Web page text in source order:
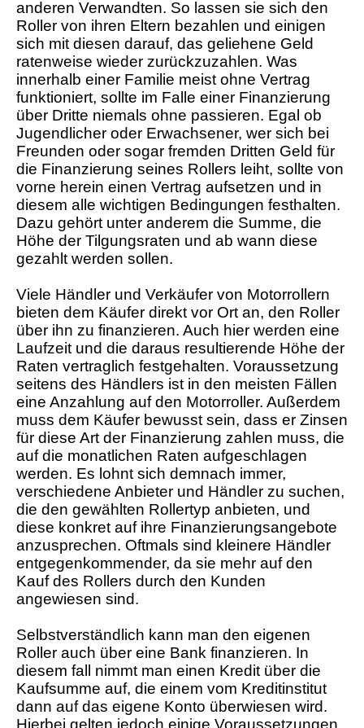
anderen Verwandten. So lassen sie sich den
Roller von ihren Eltern bezahlen und einigen
sich mit diesen darauf, das geliehene Geld
ratenweise wieder zurückzuzahlen. Was
innerhalb einer Familie meist ohne Vertrag
funktioniert, sollte im Falle einer Finanzierung
über Dritte niemals ohne passieren. Egal ob
Jugendlicher oder Erwachsener, wer sich bei
Freunden oder sogar fremden Dritten Geld für
die Finanzierung seines Rollers leiht, sollte von
vorne herein einen Vertrag aufsetzen und in
diesem alle wichtigen Bedingungen festhalten.
Dazu gehört unter anderem die Summe, die
Höhe der Tilgungsraten und ab wann diese
gezahlt werden sollen.
Viele Händler und Verkäufer von Motorrollern
bieten dem Käufer direkt vor Ort an, den Roller
über ihn zu finanzieren. Auch hier werden eine
Laufzeit und die daraus resultierende Höhe der
Raten vertraglich festgehalten. Voraussetzung
seitens des Händlers ist in den meisten Fällen
eine Anzahlung auf den Motorroller. Außerdem
muss dem Käufer bewusst sein, dass er Zinsen
für diese Art der Finanzierung zahlen muss, die
auf die monatlichen Raten aufgeschlagen
werden. Es lohnt sich demnach immer,
verschiedene Anbieter und Händler zu suchen,
die den gewählten Rollertyp anbieten, und
diese konkret auf ihre Finanzierungsangebote
anzusprechen. Oftmals sind kleinere Händler
entgegenkommender, da sie mehr auf den
Kauf des Rollers durch den Kunden
angewiesen sind.
Selbstverständlich kann man den eigenen
Roller auch über eine Bank finanzieren. In
diesem fall nimmt man einen Kredit über die
Kaufsumme auf, die einem vom Kreditinstitut
dann auf das eigene Konto überwiesen wird.